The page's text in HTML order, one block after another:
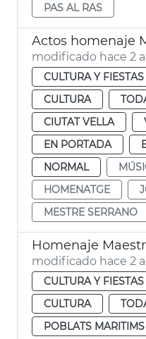
PAS AL RAS
Actos homenaje
modificado hace 2
CULTURA Y
CULTURA
CIUTAT VELLA
EN PORTADA
NORMAL
HOMENATGE
MESTRE SERRANO
Homenaje
modificado hace 2
CULTURA Y
CULTURA
POBLATS MARITIMS